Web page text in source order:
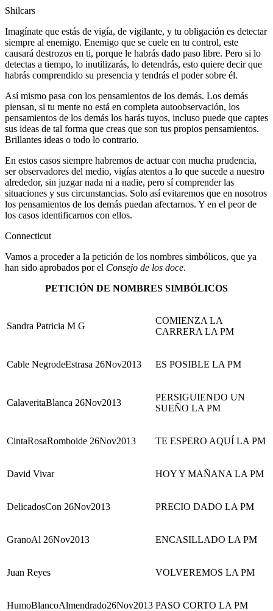
Shilcars
Imagínate que estás de vigía, de vigilante, y tu obligación es detectar
siempre al enemigo. Enemigo que se cuele en tu control, este
causará destrozos en ti, porque le habrás dado paso libre. Pero si lo
detectas a tiempo, lo inutilizarás, lo detendrás, esto quiere decir que
habrás comprendido su presencia y tendrás el poder sobre él.
Así mismo pasa con los pensamientos de los demás. Los demás
piensan, si tu mente no está en completa autoobservación, los
pensamientos de los demás los harás tuyos, incluso puede que captes
sus ideas de tal forma que creas que son tus propios pensamientos.
Brillantes ideas o todo lo contrario.
En estos casos siempre habremos de actuar con mucha prudencia,
ser observadores del medio, vigías atentos a lo que sucede a nuestro
alrededor, sin juzgar nada ni a nadie, pero sí comprender las
situaciones y sus circunstancias. Solo así evitaremos que en nosotros
los pensamientos de los demás puedan afectarnos. Y en el peor de
los casos identificarnos con ellos.
Connecticut
Vamos a proceder a la petición de los nombres simbólicos, que ya
han sido aprobados por el Consejo de los doce.
PETICIÓN DE NOMBRES SIMBÓLICOS
Sandra Patricia M G
COMIENZA LA
CARRERA LA PM
Cable NegrodeEstrasa 26Nov2013 ES POSIBLE LA PM
CalaveritaBlanca 26Nov2013
PERSIGUIENDO UN
SUEÑO LA PM
CintaRosaRomboide 26Nov2013 TE ESPERO AQUÍ LA PM
David Vivar HOY Y MAÑANA LA PM
DelicadosCon 26Nov2013 PRECIO DADO LA PM
GranoAl 26Nov2013 ENCASILLADO LA PM
Juan Reyes VOLVEREMOS LA PM
HumoBlancoAlmendrado26Nov2013 PASO CORTO LA PM